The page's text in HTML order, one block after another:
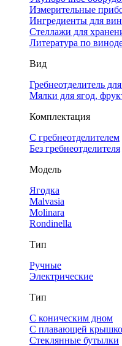
Измерительные
Ингредиенты для
Стеллажи для
Литература по
Вид
Гребнеотделитель
Мялки для ягод,
Комплектация
С гребнеотделителем
Без гребнеотделителя
Модель
Ягодка
Malvasia
Molinara
Rondinella
Тип
Ручные
Электрические
Тип
С коническим дном
С плавающей
Стеклянные бутылки